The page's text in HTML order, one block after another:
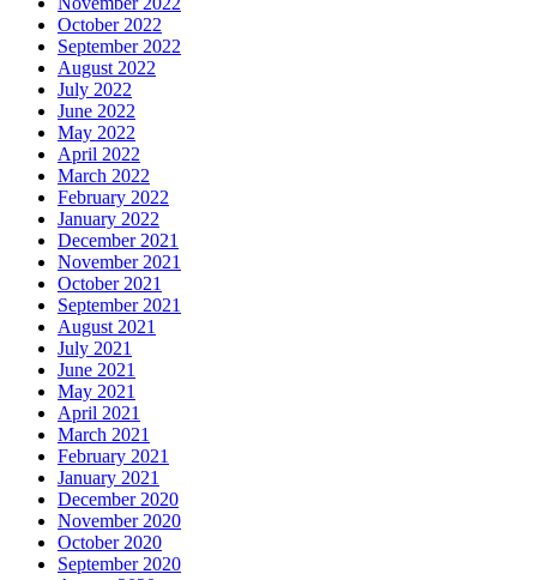
October 2022
September 2022
August 2022
July 2022
June 2022
May 2022
April 2022
March 2022
February 2022
January 2022
December 2021
November 2021
October 2021
September 2021
August 2021
July 2021
June 2021
May 2021
April 2021
March 2021
February 2021
January 2021
December 2020
November 2020
October 2020
September 2020